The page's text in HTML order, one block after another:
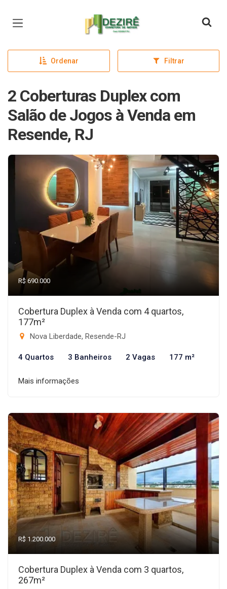
Página inicial
Ordenar Filtrar
2 Coberturas Duplex com
Salão de Jogos à Venda em
Resende, RJ
R$ 690.000
Cobertura Duplex à Venda com 4 quartos,
177m²
Nova Liberdade, Resende-RJ
4 Quartos 3 Banheiros 2 Vagas 177 m²
Mais informações
R$ 1.200.000
Cobertura Duplex à Venda com 3 quartos,
267m²